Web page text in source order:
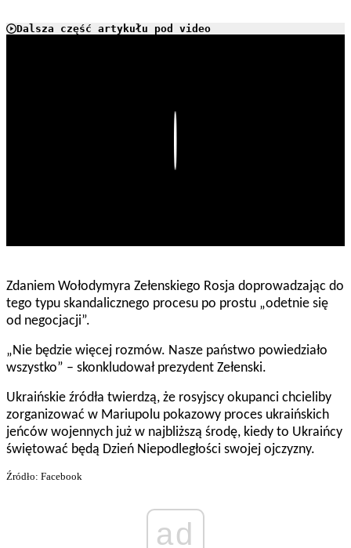
Dalsza część artykułu pod video
Zdaniem Wołodymyra Zełenskiego Rosja doprowadzając do
tego typu skandalicznego procesu po prostu „odetnie się
od negocjacji”.
„Nie będzie więcej rozmów. Nasze państwo powiedziało
wszystko” – skonkludował prezydent Zełenski.
Ukraińskie źródła twierdzą, że rosyjscy okupanci chcieliby
zorganizować w Mariupolu pokazowy proces ukraińskich
jeńców wojennych już w najbliższą środę, kiedy to Ukraińcy
świętować będą Dzień Niepodległości swojej ojczyzny.
Źródło: Facebook
ad